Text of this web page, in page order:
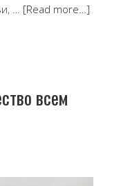
… [Read more…]
всем